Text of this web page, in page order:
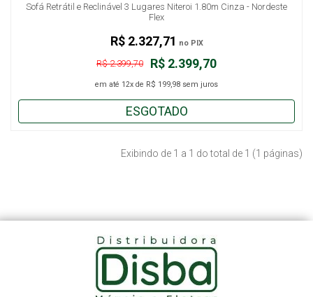
Sofá Retrátil e Reclinável 3 Lugares Niteroi 1.80m Cinza - Nordeste
Flex
R$ 2.399,70
R$ 2.399,70
em até 12x de R$ 199,98 sem juros
R$ 2.327,71 no PIX
ESGOTADO
Exibindo de 1 a 1 do total de 1 (1 páginas)